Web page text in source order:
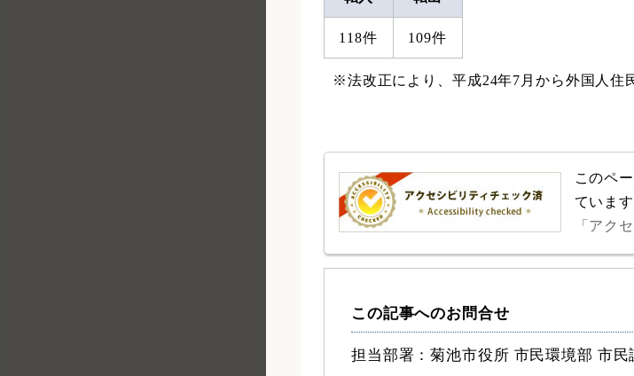
118件 109件
※法改正により、平成24年7月から外国人住
このペ
ています
「アク
この記事へのお問合せ
担当部署：菊池市役所 市民環境部 市民